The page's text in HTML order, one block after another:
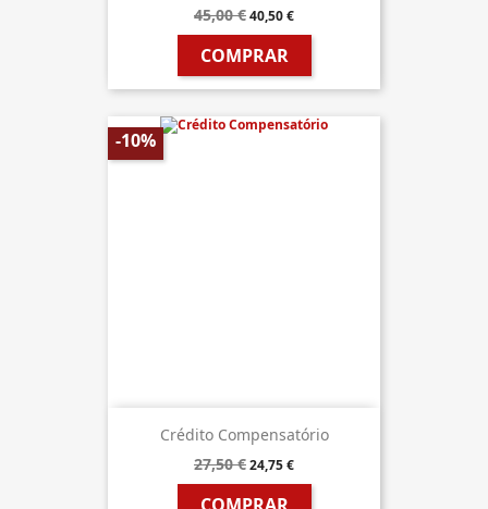
45,00 €40,50 €
COMPRAR
Crédito Compensatório
27,50 €24,75 €
-10%